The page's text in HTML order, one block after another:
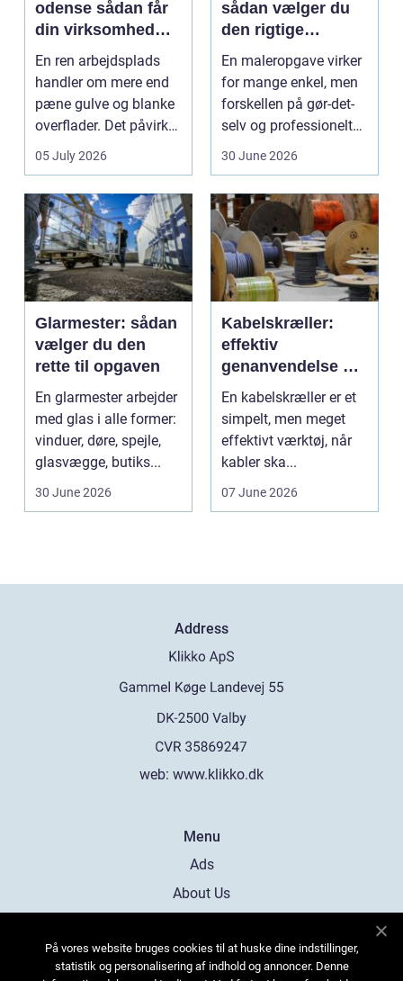
odense sådan får
din virksomhed
mest værdi for
pengene
En ren arbejdsplads
handler om mere end
pæne gulve og blanke
overflader. Det påvirker
både arbejdsmi...
05 July 2026
sådan vælger du
den rigtige
fagmand
En maleropgave virker
for mange enkel, men
forskellen på gør-det-
selv og professionelt
arbejde er of...
30 June 2026
Glarmester: sådan
vælger du den
rette til opgaven
En glarmester arbejder
med glas i alle former:
vinduer, døre, spejle,
glasvægge, butiks...
30 June 2026
Kabelskræller:
effektiv
genanvendelse og
bedre økonomi i
kabelhåndtering
En kabelskræller er et
simpelt, men meget
effektivt værktøj, når
kabler ska...
07 June 2026
Address
web: www.klikko.dk
Menu
Ads
About Us
Contact
På vores website bruges cookies til at huske dine indstillinger,
statistik og personalisering af indhold og annoncer. Denne